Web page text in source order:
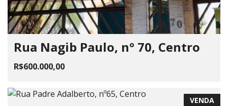
Rua Nagib Paulo, n° 70, Centro
R$600.000,00
VENDA